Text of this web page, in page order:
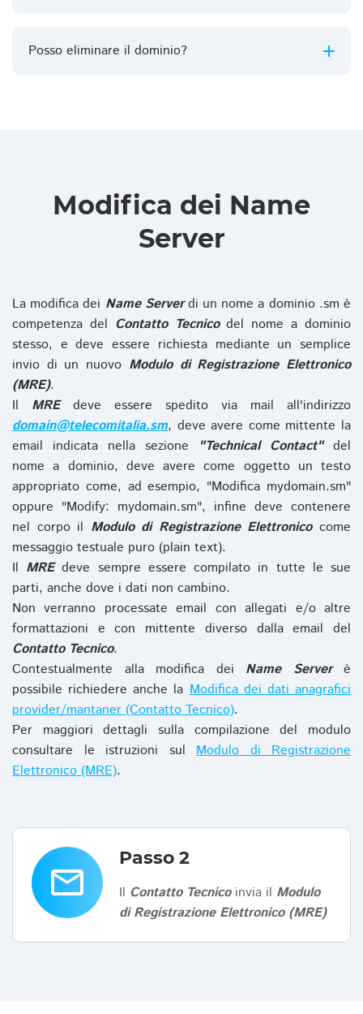
Posso eliminare il dominio?
Modifica dei Name
Server
La modifica dei Name Serverdi un nome a dominio .sm è
competenza del Contatto Tecnicodel nome a dominio
stesso, e deve essere richiesta mediante un semplice
invio di un nuovo Modulo di Registrazione Elettronico
(MRE).
Il MREdeve essere spedito via mail all'indirizzo
domain@telecomitalia.sm, deve avere come mittente la
email indicata nella sezione
"Technical Contact"del
nome a dominio, deve avere come oggetto un testo
appropriato come, ad esempio, "Modifica mydomain.sm"
oppure "Modify: mydomain.sm", infine deve contenere
nel corpo il Modulo di Registrazione Elettronicocome
messaggio testuale puro (plain text).
Il MREdeve sempre essere compilato in tutte le sue
parti, anche dove i dati non cambino.
Non verranno processate email con allegati e/o altre
formattazioni e con mittente diverso dalla email del
Contatto Tecnico.
Contestualmente alla modifica dei Name Serverè
possibile richiedere anche laModifica dei dati anagrafici
provider/mantaner (Contatto Tecnico).
Per maggiori dettagli sulla compilazione del modulo
consultare le istruzioni sul Modulo di Registrazione
Elettronico (MRE).
email
Passo 2
Il Contatto Tecnicoinvia il Modulo
di Registrazione Elettronico (MRE)